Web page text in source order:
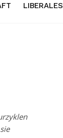
LIBERALES